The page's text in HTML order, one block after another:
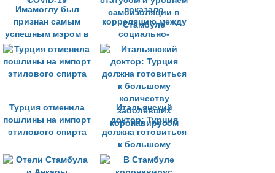
Имамоглу был
признан самым
успешным мэром в
решении кризиса с
COVID-19
показало
корреляцию между
социально-
экономическим
статусом и уровнем
самоизоляции в
Стамбуле
Турция отменила
пошлины на импорт
этилового спирта
Итальянский
доктор: Турция
должна готовиться
к большому
количеству
заболевших